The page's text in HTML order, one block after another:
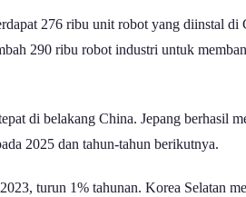
276 ribu unit robot yang diinstal
290 ribu robot industri untuk
di belakang China. Jepang berhasil
2025 dan tahun-tahun berikutnya.
turun 1% tahunan. Korea Selatan